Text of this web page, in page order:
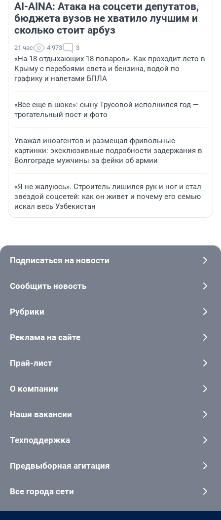
AI-AINA: Атака на соцсети депутатов,
бюджета вузов не хватило лучшим и
сколько стоит арбуз
21 час 4 973 3
«На 18 отдыхающих 18 поваров». Как проходит лето в
Крыму с перебоями света и бензина, водой по
графику и налетами БПЛА
«Все еще в шоке»: сыну Трусовой исполнился год —
трогательный пост и фото
Уважал иноагентов и размещал фривольные
картинки: эксклюзивные подробности задержания в
Волгограде мужчины за фейки об армии
«Я не жалуюсь». Строитель лишился рук и ног и стал
звездой соцсетей: как он живет и почему его семью
искал весь Узбекистан
Подписаться на новости
Сообщить новость
Рубрики
Реклама на сайте
Прай-лист
О компании
Наши вакансии
Техподдержка
Предвыборная агитация
Все города сети